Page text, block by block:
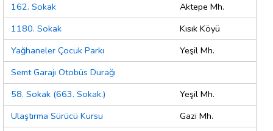
162. Sokak
Aktepe Mh.
1180. Sokak
Kısık Köyü
Yağhaneler Çocuk Parkı
Yeşil Mh.
Semt Garajı Otobüs Durağı
58. Sokak (663. Sokak.)
Yeşil Mh.
Ulaştırma Sürücü Kursu
Gazi Mh.